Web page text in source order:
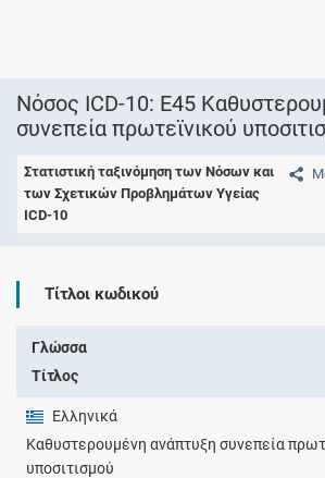
Νόσος ICD-10: E45
συνεπεία πρωτεϊνικού
Στατιστική ταξινόμηση των Νόσων και
των Σχετικών Προβλημάτων Υγείας
ICD-10
Τίτλοι κωδικού
Γλώσσα
Τίτλος
Ελληνικά
Καθυστερουμένη ανάπτυξη συνεπεία
υποσιτισμού